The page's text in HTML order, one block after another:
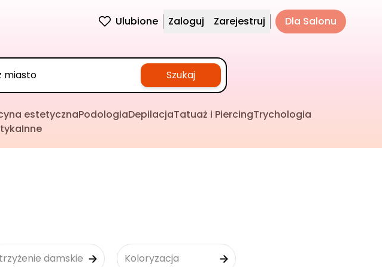
Ulubione Zaloguj Zarejestruj Dla Salonu
Szukaj
estetycznaPodologiaDepilacjaTatuaż i PiercingTrychologia
Inne
damskie Koloryzacja